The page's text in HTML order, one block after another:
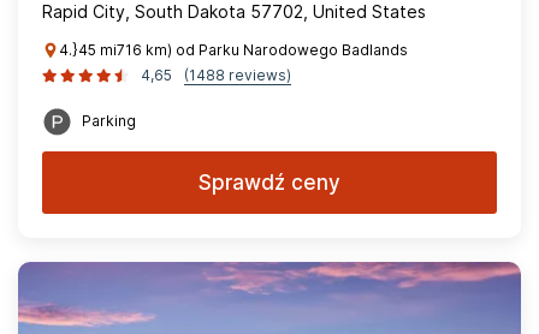
Rapid City, South Dakota 57702, United States
4.}45 mi716 km) od Parku Narodowego Badlands
4,65
(1488 reviews)
Parking
Sprawdź ceny